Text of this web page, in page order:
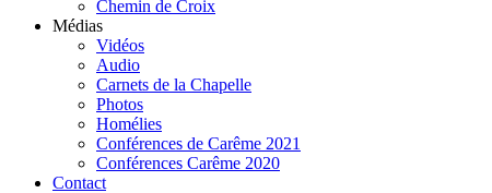
Chemin de Croix
Médias
Vidéos
Audio
Carnets de la Chapelle
Photos
Homélies
Conférences de Carême 2021
Conférences Carême 2020
Contact